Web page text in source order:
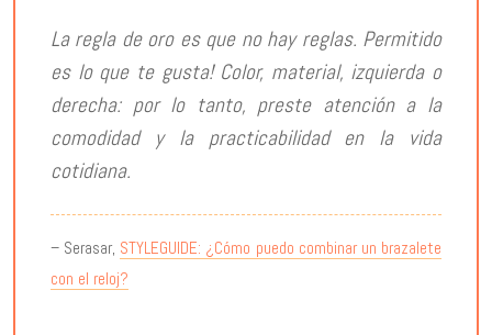
La regla de oro es que no hay reglas. Permitido
es lo que te gusta! Color, material, izquierda o
derecha: por lo tanto, preste atención a la
comodidad y la practicabilidad en la vida
cotidiana.
– Serasar, STYLEGUIDE: ¿Cómo puedo combinar un brazalete
con el reloj?